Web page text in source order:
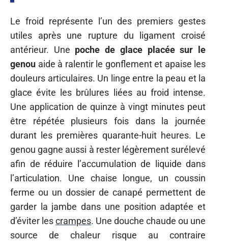
Le froid représente l’un des premiers gestes
utiles après une rupture du ligament croisé
antérieur. Une poche de glace placée sur le
genou aide à ralentir le gonflement et apaise les
douleurs articulaires. Un linge entre la peau et la
glace évite les brûlures liées au froid intense.
Une application de quinze à vingt minutes peut
être répétée plusieurs fois dans la journée
durant les premières quarante-huit heures. Le
genou gagne aussi à rester légèrement surélevé
afin de réduire l’accumulation de liquide dans
l’articulation. Une chaise longue, un coussin
ferme ou un dossier de canapé permettent de
garder la jambe dans une position adaptée et
d’éviter lescrampes. Une douche chaude ou une
source de chaleur risque au contraire